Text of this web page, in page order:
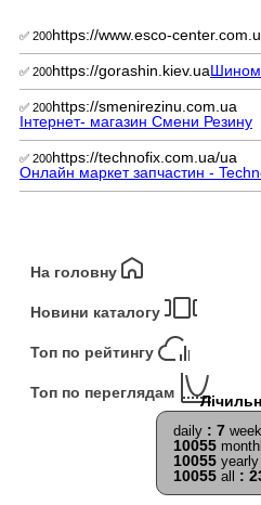
✅ 200https://www.esco-
✅ 200https://gorashin.kiev.ua
✅ 200https://smenirezinu.com.ua
Інтернет- магазин Смени Резину
✅ 200https://technofix.com.ua/ua
Онлайн маркет запчастин -
На головну
Новини каталогу
Топ по рейтингу
Топ по переглядам
daily : 7
10055
10055 yearly
10055 all :